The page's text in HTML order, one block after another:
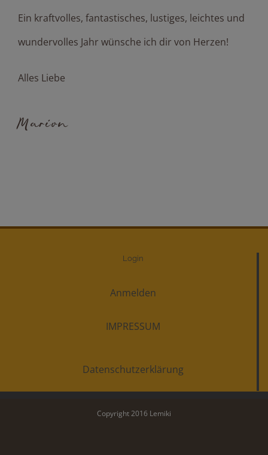
Ein kraftvolles, fantastisches, lustiges, leichtes und
wundervolles Jahr wünsche ich dir von Herzen!
Alles Liebe
Marion
Login
Anmelden
IMPRESSUM
Datenschutzerklärung
Copyright 2016 Lemiki